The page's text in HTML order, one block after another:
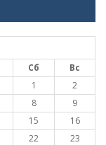
Сб
Вс
1
2
8
9
15
16
22
23